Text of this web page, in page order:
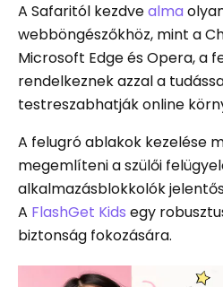
A Safaritól kezdvealma
webböngészőkhöz, mint a
Microsoft Edge és Opera, a
rendelkeznek azzal a
testreszabhatják online
A felugró ablakok kezelése
megemlíteni a szülői
alkalmazásblokkolók
A FlashGet Kids egy
biztonság fokozására.